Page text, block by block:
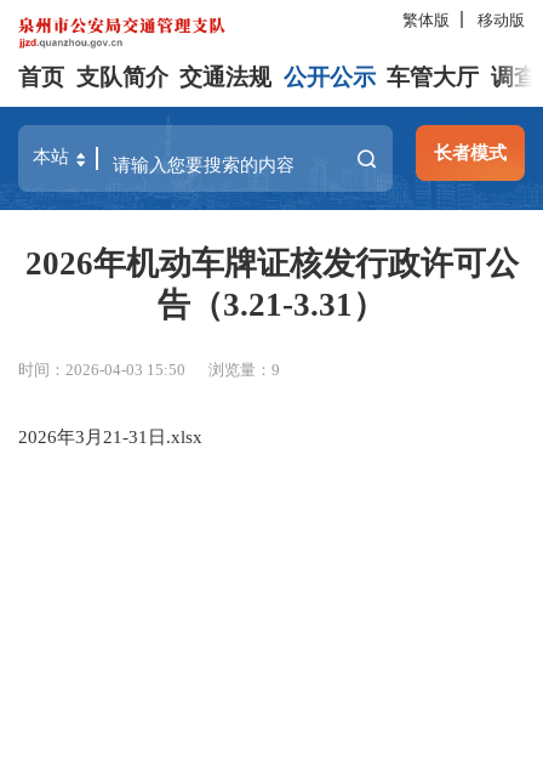
繁体版 移动版
首页 支队简介 交通法规 公开公示 车管大厅 调查
长者模式
2026年机动车牌证核发行政许可公
告（3.21-3.31）
时间：2026-04-03 15:50 浏览量：9
2026年3月21-31日.xlsx